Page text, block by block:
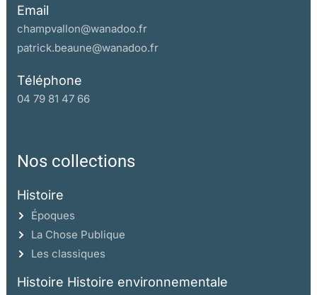
Email
champvallon@wanadoo.fr
patrick.beaune@wanadoo.fr
Téléphone
04 79 81 47 66
Nos collections
Histoire
Époques
La Chose Publique
Les classiques
Histoire Histoire environnementale